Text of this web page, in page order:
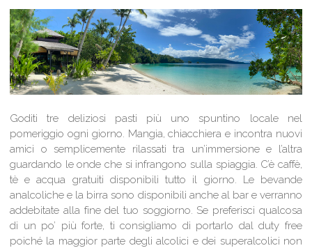
Goditi tre deliziosi pasti più uno spuntino locale nel
pomeriggio ogni giorno. Mangia, chiacchiera e incontra nuovi
amici o semplicemente rilassati tra un’immersione e l’altra
guardando le onde che si infrangono sulla spiaggia. C’è caffè,
tè e acqua gratuiti disponibili tutto il giorno. Le bevande
analcoliche e la birra sono disponibili anche al bar e verranno
addebitate alla fine del tuo soggiorno. Se preferisci qualcosa
di un po’ più forte, ti consigliamo di portarlo dal duty free
poiché la maggior parte degli alcolici e dei superalcolici non